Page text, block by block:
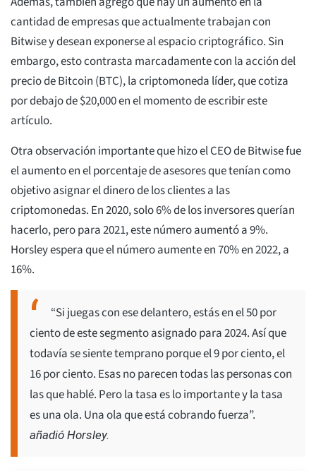
cantidad de empresas que actualmente trabajan con
Bitwise y desean exponerse al espacio criptográfico. Sin
embargo, esto contrasta marcadamente con la acción del
precio de Bitcoin (BTC), la criptomoneda líder, que cotiza
por debajo de $20,000 en el momento de escribir este
artículo.
Otra observación importante que hizo el CEO de Bitwise fue
el aumento en el porcentaje de asesores que tenían como
objetivo asignar el dinero de los clientes a las
criptomonedas. En 2020, solo 6% de los inversores querían
hacerlo, pero para 2021, este número aumentó a 9%.
Horsley espera que el número aumente en 70% en 2022, a
16%.
“Si juegas con ese delantero, estás en el 50 por
ciento de este segmento asignado para 2024. Así que
todavía se siente temprano porque el 9 por ciento, el
16 por ciento. Esas no parecen todas las personas con
las que hablé. Pero la tasa es lo importante y la tasa
es una ola. Una ola que está cobrando fuerza”.
añadió Horsley.